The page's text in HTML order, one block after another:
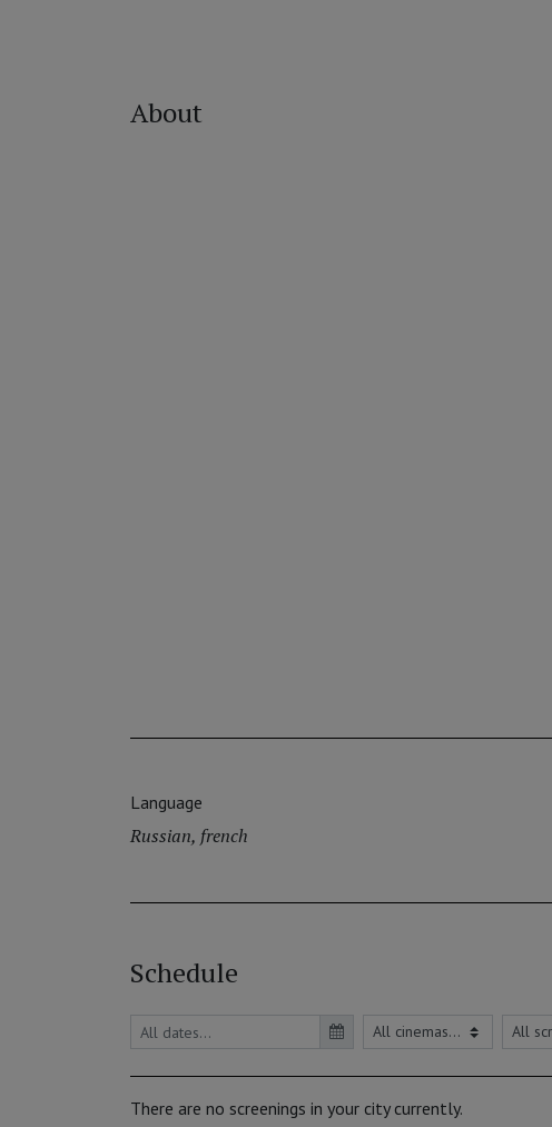
About
Language
Russian, french
Schedule
There are no screenings in your city currently.